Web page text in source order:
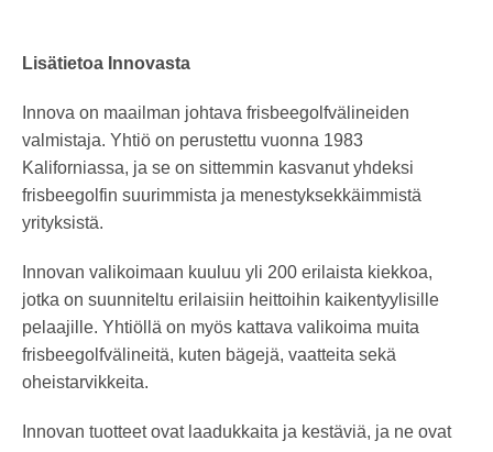
Lisätietoa Innovasta
Innova on maailman johtava frisbeegolfvälineiden
valmistaja. Yhtiö on perustettu vuonna 1983
Kaliforniassa, ja se on sittemmin kasvanut yhdeksi
frisbeegolfin suurimmista ja menestyksekkäimmistä
yrityksistä.
Innovan valikoimaan kuuluu yli 200 erilaista kiekkoa,
jotka on suunniteltu erilaisiin heittoihin kaikentyylisille
pelaajille. Yhtiöllä on myös kattava valikoima muita
frisbeegolfvälineitä, kuten bägejä, vaatteita sekä
oheistarvikkeita.
Innovan tuotteet ovat laadukkaita ja kestäviä, ja ne ovat